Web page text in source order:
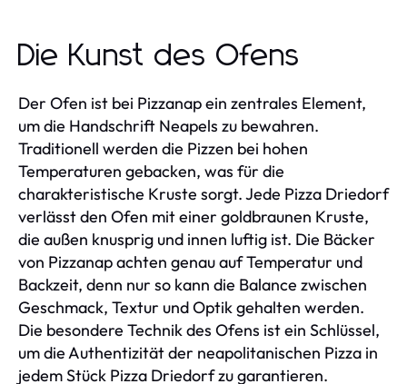
Die Kunst des Ofens
Der Ofen ist bei Pizzanap ein zentrales Element,
um die Handschrift Neapels zu bewahren.
Traditionell werden die Pizzen bei hohen
Temperaturen gebacken, was für die
charakteristische Kruste sorgt. Jede Pizza Driedorf
verlässt den Ofen mit einer goldbraunen Kruste,
die außen knusprig und innen luftig ist. Die Bäcker
von Pizzanap achten genau auf Temperatur und
Backzeit, denn nur so kann die Balance zwischen
Geschmack, Textur und Optik gehalten werden.
Die besondere Technik des Ofens ist ein Schlüssel,
um die Authentizität der neapolitanischen Pizza in
jedem Stück Pizza Driedorf zu garantieren.